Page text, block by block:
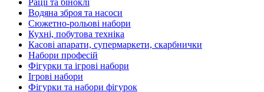
Рації та біноклі
Водяна зброя та насоси
Сюжетно-рольові набори
Кухні, побутова техніка
Касові апарати, супермаркети, скарбнички
Набори професій
Фігурки та ігрові набори
Ігрові набори
Фігурки та набори фігурок